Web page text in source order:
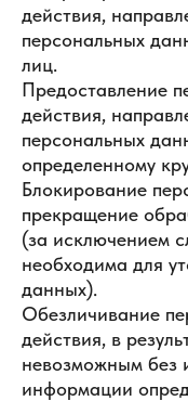
действия,
персональных
лиц.
Предоставление
действия,
персональных
определенному
Блокирование
прекращение
(за исключением
необходима для
данных).
Обезличивание
действия, в
невозможным без
информации